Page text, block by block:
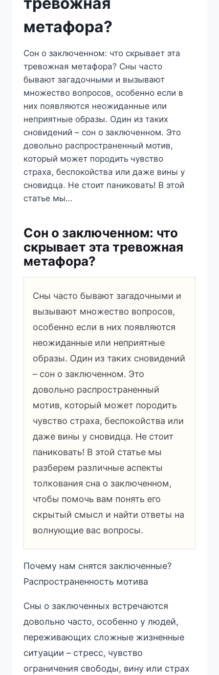
метафора?
Сон о заключенном: что скрывает эта
тревожная метафора? Сны часто
бывают загадочными и вызывают
множество вопросов, особенно если в
них появляются неожиданные или
неприятные образы. Один из таких
сновидений – сон о заключенном. Это
довольно распространенный мотив,
который может породить чувство
страха, беспокойства или даже вины у
сновидца. Не стоит паниковать! В этой
статье мы…
Сон о заключенном: что
скрывает эта тревожная
метафора?
Сны часто бывают загадочными и
вызывают множество вопросов,
особенно если в них появляются
неожиданные или неприятные
образы. Один из таких сновидений
– сон о заключенном. Это
довольно распространенный
мотив, который может породить
чувство страха, беспокойства или
даже вины у сновидца. Не стоит
паниковать! В этой статье мы
разберем различные аспекты
толкования сна о заключенном,
чтобы помочь вам понять его
скрытый смысл и найти ответы на
волнующие вас вопросы.
Почему нам снятся заключенные?
Распространенность мотива
Сны о заключенных встречаются
довольно часто, особенно у людей,
переживающих сложные жизненные
ситуации – стресс, чувство
ограничения свободы, вину или страх